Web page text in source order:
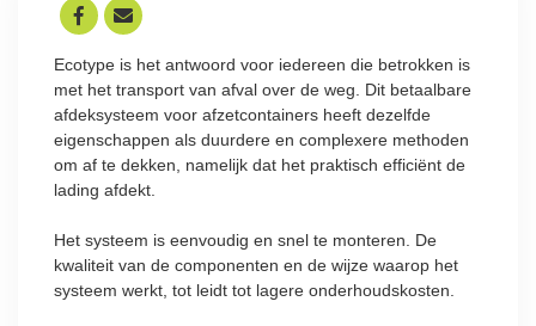
Ecotype is het antwoord voor iedereen die betrokken is
met het transport van afval over de weg. Dit betaalbare
afdeksysteem voor afzetcontainers heeft dezelfde
eigenschappen als duurdere en complexere methoden
om af te dekken, namelijk dat het praktisch efficiënt de
lading afdekt.
Het systeem is eenvoudig en snel te monteren. De
kwaliteit van de componenten en de wijze waarop het
systeem werkt, tot leidt tot lagere onderhoudskosten.